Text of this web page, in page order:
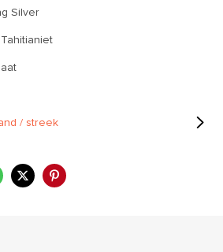
Silver
/ streek